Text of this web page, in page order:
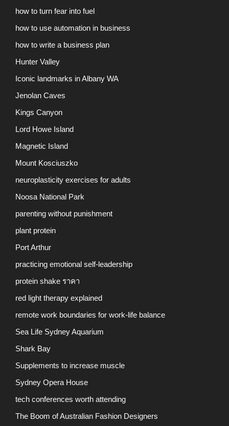
how to turn fear into fuel
how to use automation in business
how to write a business plan
Hunter Valley
Iconic landmarks in Albany WA
Jenolan Caves
Kings Canyon
Lord Howe Island
Magnetic Island
Mount Kosciuszko
neuroplasticity exercises for adults
Noosa National Park
parenting without punishment
plant protein
Port Arthur
practicing emotional self-leadership
protein shake ราคา
red light therapy explained
remote work boundaries for work-life balance
Sea Life Sydney Aquarium
Shark Bay
Supplements to increase muscle
Sydney Opera House
tech conferences worth attending
The Boom of Australian Fashion Designers